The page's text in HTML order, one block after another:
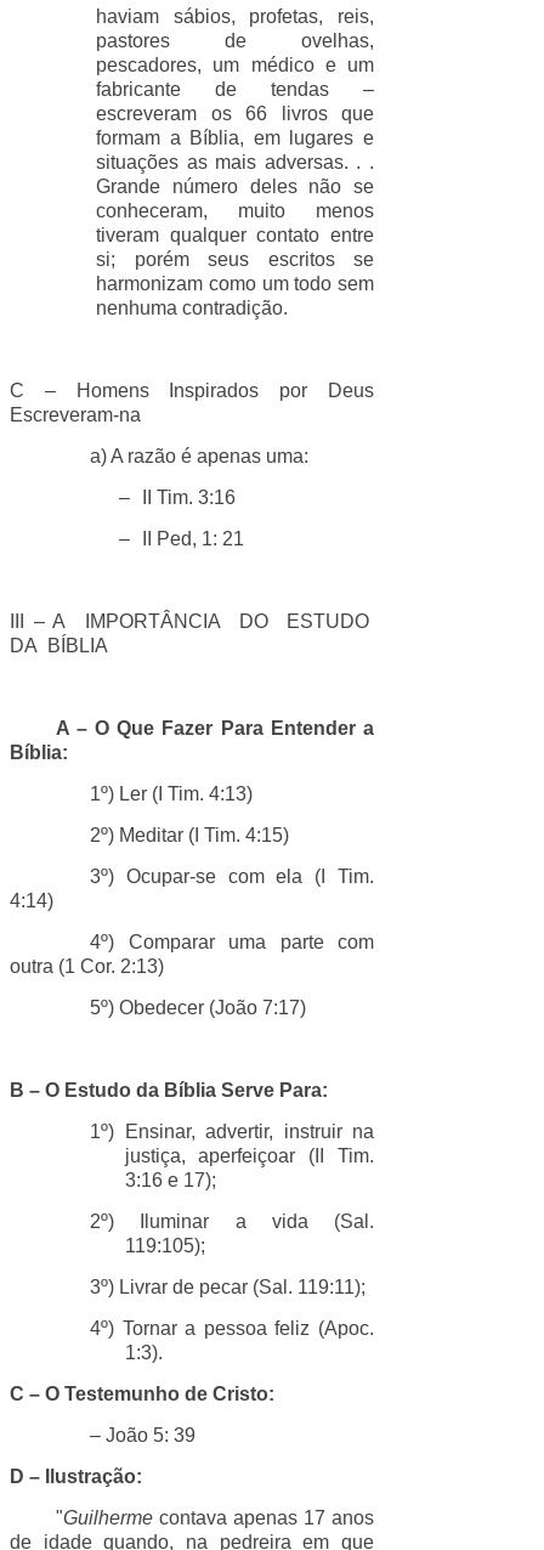
haviam sábios, profetas, reis,
pastores de ovelhas,
pescadores, um médico e um
fabricante de tendas –
escreveram os 66 livros que
formam a Bíblia, em lugares e
situações as mais adversas. . .
Grande número deles não se
conheceram, muito menos
tiveram qualquer contato entre
si; porém seus escritos se
harmonizam como um todo sem
nenhuma contradição.
C – Homens Inspirados por Deus
Escreveram-na
a) A razão é apenas uma:
–
II Tim. 3:16
–
II Ped, 1: 21
III – A IMPORTÂNCIA DO ESTUDO
DA BÍBLIA
A – O Que Fazer Para Entender a
Bíblia:
1º) Ler (I Tim. 4:13)
2º) Meditar (I Tim. 4:15)
3º) Ocupar-se com ela (I Tim.
4:14)
4º) Comparar uma parte com
outra (1 Cor. 2:13)
5º) Obedecer (João 7:17)
B – O Estudo da Bíblia Serve Para:
1º) Ensinar, advertir, instruir na
justiça, aperfeiçoar (II Tim.
3:16 e 17);
2º) Iluminar a vida (Sal.
119:105);
3º) Livrar de pecar (Sal. 119:11);
4º) Tornar a pessoa feliz (Apoc.
1:3).
C – O Testemunho de Cristo:
– João 5: 39
D – Ilustração:
"Guilhermecontava apenas 17 anos
de idade quando, na pedreira em que